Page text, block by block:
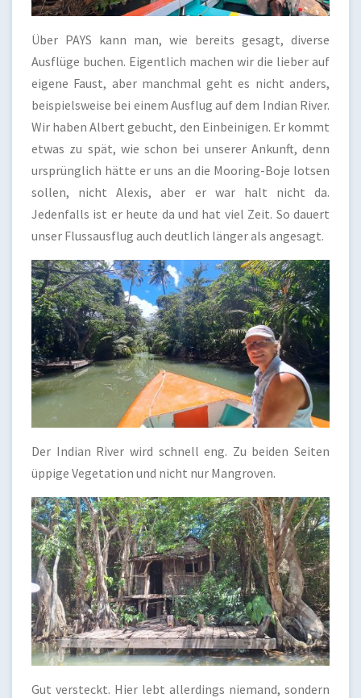
Über PAYS kann man, wie bereits gesagt, diverse
Ausflüge buchen. Eigentlich machen wir die lieber auf
eigene Faust, aber manchmal geht es nicht anders,
beispielsweise bei einem Ausflug auf dem Indian River.
Wir haben Albert gebucht, den Einbeinigen. Er kommt
etwas zu spät, wie schon bei unserer Ankunft, denn
ursprünglich hätte er uns an die Mooring-Boje lotsen
sollen, nicht Alexis, aber er war halt nicht da.
Jedenfalls ist er heute da und hat viel Zeit. So dauert
unser Flussausflug auch deutlich länger als angesagt.
Der Indian River wird schnell eng. Zu beiden Seiten
üppige Vegetation und nicht nur Mangroven.
Gut versteckt. Hier lebt allerdings niemand, sondern